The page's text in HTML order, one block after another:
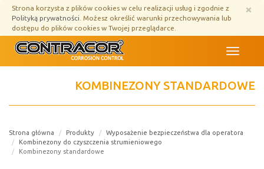
Przejdź
treści
×
Strona korzysta z plików cookies w celu realizacji usług i zgodnie z
Polityką prywatności . Możesz określić warunki przechowywania lub
dostępu do plików cookies w Twojej przeglądarce.
Menu
KOMBINEZONY STANDARDOWE
Strona główna Produkty
Wyposażenie bezpieczeństwa dla operatora
Kombinezony do czyszczenia strumieniowego
Kombinezony standardowe